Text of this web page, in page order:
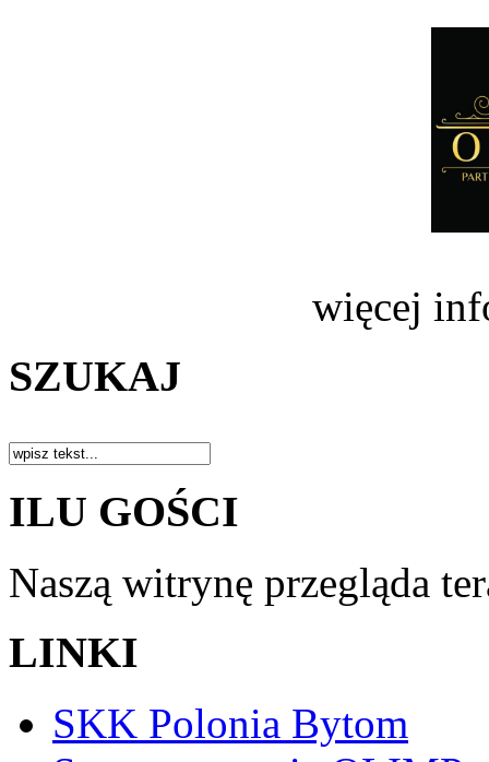
więcej
SZUKAJ
ILU GOŚCI
Naszą witrynę przegląda
LINKI
SKK Polonia Bytom